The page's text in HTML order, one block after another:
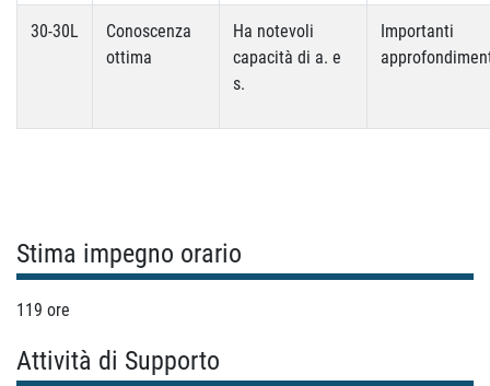
30-30L
Conoscenza
ottima
Ha notevoli
capacità di a. e
s.
Importanti
Stima impegno orario
119 ore
Attività di Supporto